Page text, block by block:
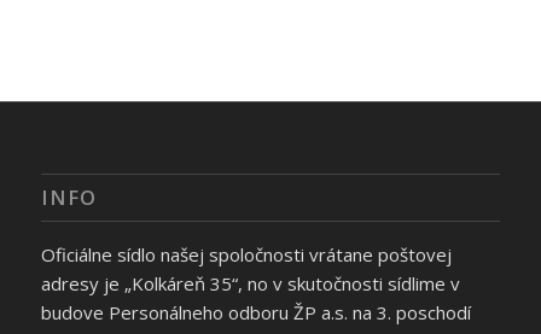
INFO
Oficiálne sídlo našej spoločnosti vrátane poštovej
adresy je „Kolkáreň 35“, no v skutočnosti sídlime v
budove Personálneho odboru ŽP a.s. na 3. poschodí